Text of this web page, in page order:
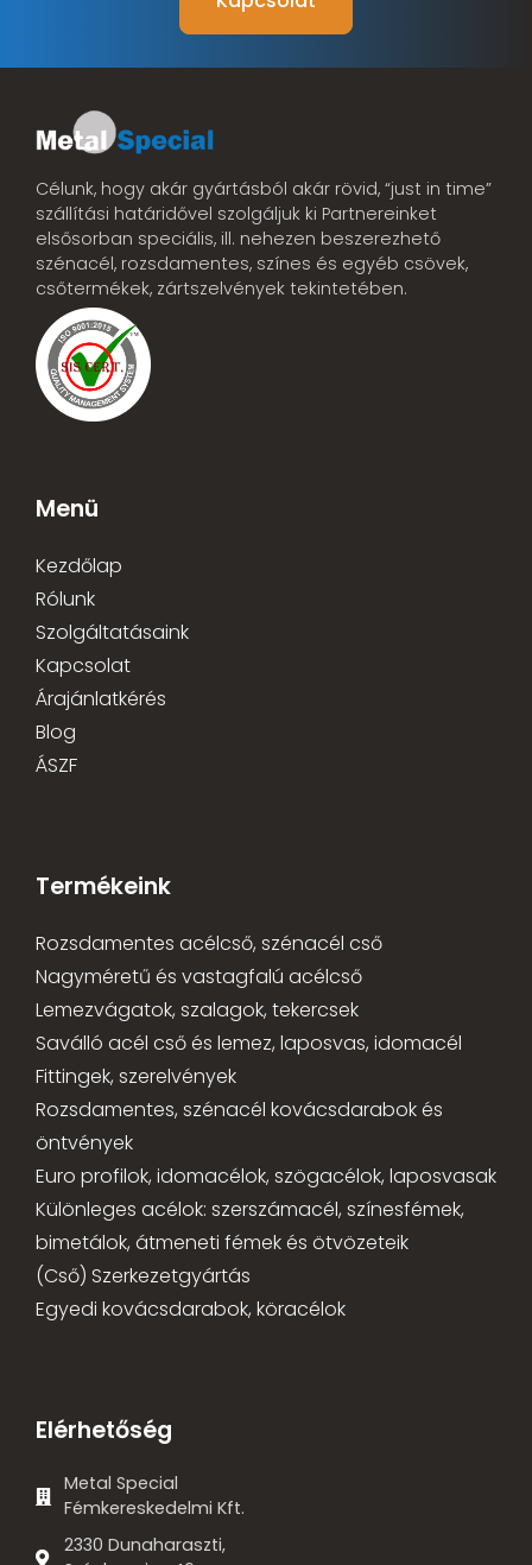
Célunk, hogy akár gyártásból akár rövid, “just in time”
szállítási határidővel szolgáljuk ki Partnereinket
elsősorban speciális, ill. nehezen beszerezhető
szénacél, rozsdamentes, színes és egyéb csövek,
csőtermékek, zártszelvények tekintetében.
Menü
Kezdőlap
Rólunk
Szolgáltatásaink
Kapcsolat
Árajánlatkérés
Blog
ÁSZF
Termékeink
Rozsdamentes acélcső, szénacél cső
Nagyméretű és vastagfalú acélcső
Lemezvágatok, szalagok, tekercsek
Saválló acél cső és lemez, laposvas, idomacél
Fittingek, szerelvények
Rozsdamentes, szénacél kovácsdarabok és
öntvények
Euro profilok, idomacélok, szögacélok, laposvasak
Különleges acélok: szerszámacél, színesfémek,
bimetálok, átmeneti fémek és ötvözeteik
(Cső) Szerkezetgyártás
Egyedi kovácsdarabok, köracélok
Elérhetőség
Metal Special
Fémkereskedelmi Kft.
2330 Dunaharaszti,